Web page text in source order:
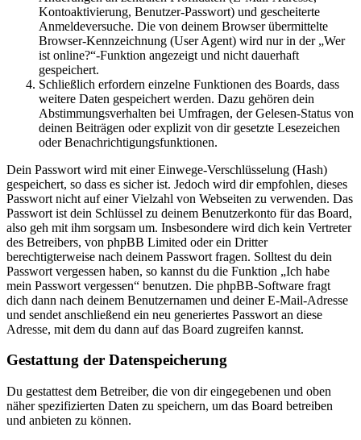
Kontoaktivierung, Benutzer-Passwort) und gescheiterte
Anmeldeversuche. Die von deinem Browser übermittelte
Browser-Kennzeichnung (User Agent) wird nur in der „Wer
ist online?“-Funktion angezeigt und nicht dauerhaft
gespeichert.
Schließlich erfordern einzelne Funktionen des Boards, dass
weitere Daten gespeichert werden. Dazu gehören dein
Abstimmungsverhalten bei Umfragen, der Gelesen-Status von
deinen Beiträgen oder explizit von dir gesetzte Lesezeichen
oder Benachrichtigungsfunktionen.
Dein Passwort wird mit einer Einwege-Verschlüsselung (Hash)
gespeichert, so dass es sicher ist. Jedoch wird dir empfohlen, dieses
Passwort nicht auf einer Vielzahl von Webseiten zu verwenden. Das
Passwort ist dein Schlüssel zu deinem Benutzerkonto für das Board,
also geh mit ihm sorgsam um. Insbesondere wird dich kein Vertreter
des Betreibers, von phpBB Limited oder ein Dritter
berechtigterweise nach deinem Passwort fragen. Solltest du dein
Passwort vergessen haben, so kannst du die Funktion „Ich habe
mein Passwort vergessen“ benutzen. Die phpBB-Software fragt
dich dann nach deinem Benutzernamen und deiner E-Mail-Adresse
und sendet anschließend ein neu generiertes Passwort an diese
Adresse, mit dem du dann auf das Board zugreifen kannst.
Gestattung der Datenspeicherung
Du gestattest dem Betreiber, die von dir eingegebenen und oben
näher spezifizierten Daten zu speichern, um das Board betreiben
und anbieten zu können.